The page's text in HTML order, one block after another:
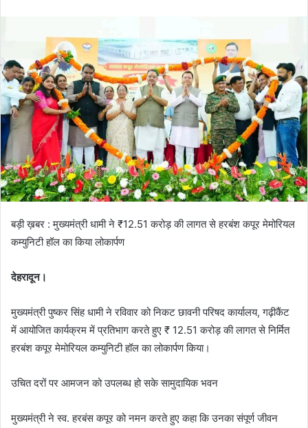
बड़ी ख़बर : मुख्यमंत्री धामी ने ₹12.51 करोड़ की लागत से हरबंश कपूर मेमोरियल
कम्युनिटी हॉल का किया लोकार्पण
देहरादून।
मुख्यमंत्री पुष्कर सिंह धामी ने रविवार को निकट छावनी परिषद कार्यालय, गढ़ीकैंट
में आयोजित कार्यक्रम में प्रतिभाग करते हुए ₹ 12.51 करोड़ की लागत से निर्मित
हरबंश कपूर मेमोरियल कम्युनिटी हॉल का लोकार्पण किया।
उचित दरों पर आमजन को उपलब्ध हो सके सामुदायिक भवन
मुख्यमंत्री ने स्व. हरबंस कपूर को नमन करते हुए कहा कि उनका संपूर्ण जीवन